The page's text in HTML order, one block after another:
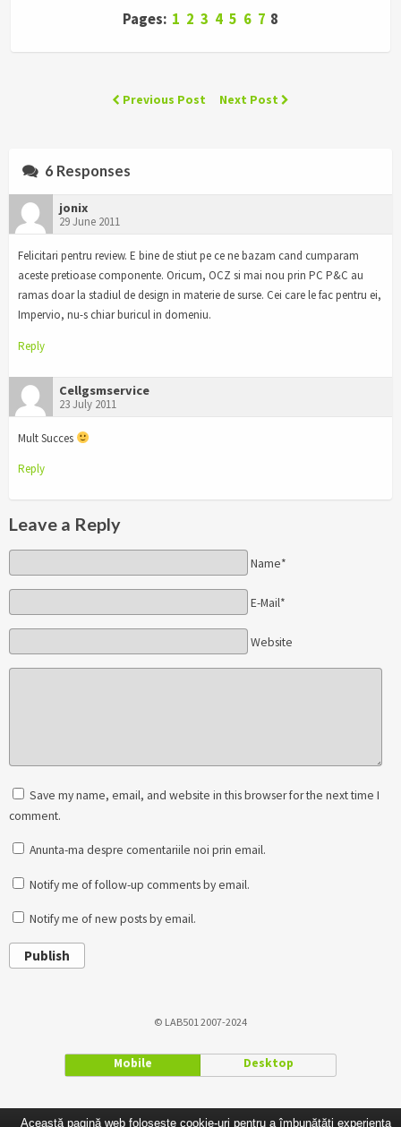
Pages: 1 2 3 4 5 6 7 8
Previous Post Next Post
6 Responses
jonix
29 June 2011
Felicitari pentru review. E bine de stiut pe ce ne bazam cand cumparam
aceste pretioase componente. Oricum, OCZ si mai nou prin PC P&C au
ramas doar la stadiul de design in materie de surse. Cei care le fac pentru ei,
Impervio, nu-s chiar buricul in domeniu.
Reply
Cellgsmservice
23 July 2011
Mult Succes
Reply
Leave a Reply
Name*
E-Mail*
Website
Save my name, email, and website in this browser for the next time I
comment.
Anunta-ma despre comentariile noi prin email.
Notify me of follow-up comments by email.
Notify me of new posts by email.
Publish
© LAB501 2007-2024
Mobile Desktop
Această pagină web folosește cookie-uri pentru a îmbunătăți experiența